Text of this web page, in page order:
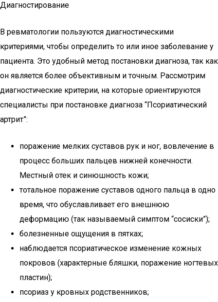
Диагностирование
В ревматологии пользуются диагностическими
критериями, чтобы определить то или иное заболевание у
пациента. Это удобный метод постановки диагноза, так как
он является более объективным и точным. Рассмотрим
диагностические критерии, на которые ориентируются
специалисты при постановке диагноза “Псориатический
артрит”:
поражение мелких суставов рук и ног, вовлечение в
процесс больших пальцев нижней конечности.
Местный отек и синюшность кожи;
тотальное поражение суставов одного пальца в одно
время, что обуславливает его внешнюю
деформацию (так называемый симптом “сосиски”);
болезненные ощущения в пятках;
наблюдается псориатическое изменение кожных
покровов (характерные бляшки, поражение ногтевых
пластин);
псориаз у кровных родственников;